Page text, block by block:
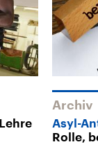
Archiv
Asyl-
Rolle,